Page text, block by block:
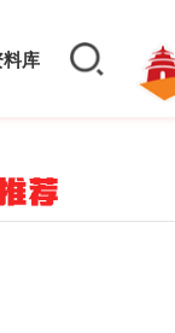
料库
荐